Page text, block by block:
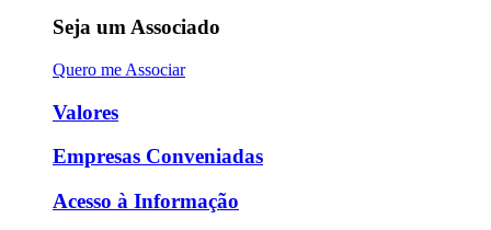
Seja um Associado
Quero me Associar
Valores
Empresas Conveniadas
Acesso à Informação